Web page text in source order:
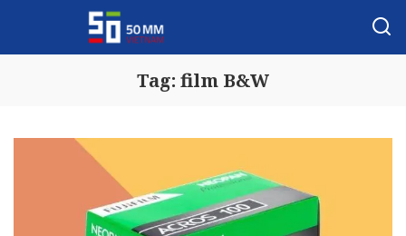
Tag: film B&W